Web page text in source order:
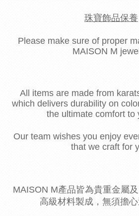
珠寶飾品保養
Please make sure of proper
MAISON M
All items are made from
which delivers durability on
the ultimate comfort to
Our team wishes you enjoy
that we craft for
MAISON M產品皆為貴重金屬
高級材料製成，無須擔心